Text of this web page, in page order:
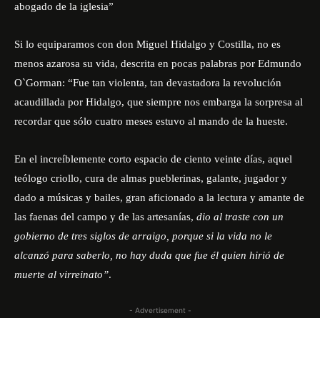
abogado de la iglesia”
Si lo equiparamos con don Miguel Hidalgo y Costilla, no es
menos azarosa su vida, descrita en pocas palabras por Edmundo
O`Gorman: “Fue tan violenta, tan devastadora la revolución
acaudillada por Hidalgo, que siempre nos embarga la sorpresa al
recordar que sólo cuatro meses estuvo al mando de la hueste.
En el increíblemente corto espacio de ciento veinte días, aquel
teólogo criollo, cura de almas pueblerinas, galante, jugador y
dado a músicas y bailes, gran aficionado a la lectura y amante de
las faenas del campo y de las artesanías, dio al traste con un
gobierno de tres siglos de arraigo, porque si la vida no le
alcanzó para saberlo, no hay duda que fue él quien hirió de
muerte al virreinato”.
- Advertisement -